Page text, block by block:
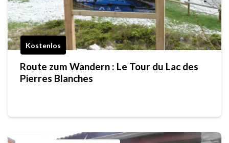
Kostenlos
Route zum Wandern : Le Tour du Lac des
Pierres Blanches